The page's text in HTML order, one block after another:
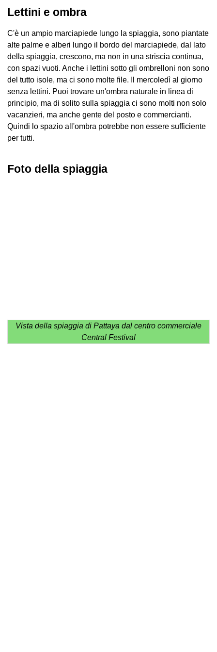
Lettini e ombra
C'è un ampio marciapiede lungo la spiaggia, sono piantate
alte palme e alberi lungo il bordo del marciapiede, dal lato
della spiaggia, crescono, ma non in una striscia continua,
con spazi vuoti. Anche i lettini sotto gli ombrelloni non sono
del tutto isole, ma ci sono molte file. Il mercoledì al giorno
senza lettini. Puoi trovare un'ombra naturale in linea di
principio, ma di solito sulla spiaggia ci sono molti non solo
vacanzieri, ma anche gente del posto e commercianti.
Quindi lo spazio all'ombra potrebbe non essere sufficiente
per tutti.
Foto della spiaggia
Vista della spiaggia di Pattaya dal centro commerciale
Central Festival